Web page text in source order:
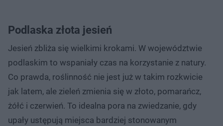
Podlaska złota jesień
Jesień zbliża się wielkimi krokami. W województwie
podlaskim to wspaniały czas na korzystanie z natury.
Co prawda, roślinność nie jest już w takim rozkwicie
jak latem, ale zieleń zmienia się w złoto, pomarańcz,
żółć i czerwień. To idealna pora na zwiedzanie, gdy
upały ustępują miejsca bardziej stonowanym